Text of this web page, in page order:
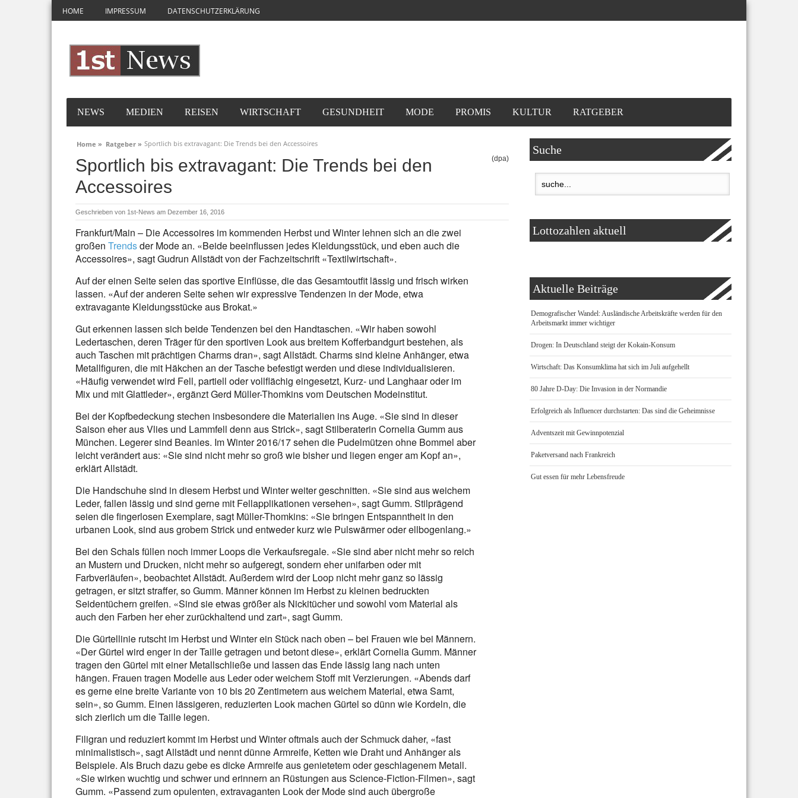
HOME IMPRESSUM DATENSCHUTZERKLÄRUNG
NEWS MEDIEN REISEN WIRTSCHAFT GESUNDHEIT MODE PROMIS KULTUR RATGEBER
Home » Ratgeber » Sportlich bis extravagant: Die Trends bei den Accessoires
Sportlich bis extravagant: Die Trends bei den
Accessoires
(dpa)
Geschrieben von 1st-News am Dezember 16, 2016
Frankfurt/Main – Die Accessoires im kommenden Herbst und Winter lehnen sich an die zwei
großen Trendsder Mode an. «Beide beeinflussen jedes Kleidungsstück, und eben auch die
Accessoires», sagt Gudrun Allstädt von der Fachzeitschrift «Textilwirtschaft».
Auf der einen Seite seien das sportive Einflüsse, die das Gesamtoutfit lässig und frisch wirken
lassen. «Auf der anderen Seite sehen wir expressive Tendenzen in der Mode, etwa
extravagante Kleidungsstücke aus Brokat.»
Gut erkennen lassen sich beide Tendenzen bei den Handtaschen. «Wir haben sowohl
Ledertaschen, deren Träger für den sportiven Look aus breitem Kofferbandgurt bestehen, als
auch Taschen mit prächtigen Charms dran», sagt Allstädt. Charms sind kleine Anhänger, etwa
Metallfiguren, die mit Häkchen an der Tasche befestigt werden und diese individualisieren.
«Häufig verwendet wird Fell, partiell oder vollflächig eingesetzt, Kurz- und Langhaar oder im
Mix und mit Glattleder», ergänzt Gerd Müller-Thomkins vom Deutschen Modeinstitut.
Bei der Kopfbedeckung stechen insbesondere die Materialien ins Auge. «Sie sind in dieser
Saison eher aus Vlies und Lammfell denn aus Strick», sagt Stilberaterin Cornelia Gumm aus
München. Legerer sind Beanies. Im Winter 2016/17 sehen die Pudelmützen ohne Bommel aber
leicht verändert aus: «Sie sind nicht mehr so groß wie bisher und liegen enger am Kopf an»,
erklärt Allstädt.
Die Handschuhe sind in diesem Herbst und Winter weiter geschnitten. «Sie sind aus weichem
Leder, fallen lässig und sind gerne mit Fellapplikationen versehen», sagt Gumm. Stilprägend
seien die fingerlosen Exemplare, sagt Müller-Thomkins: «Sie bringen Entspanntheit in den
urbanen Look, sind aus grobem Strick und entweder kurz wie Pulswärmer oder ellbogenlang.»
Bei den Schals füllen noch immer Loops die Verkaufsregale. «Sie sind aber nicht mehr so reich
an Mustern und Drucken, nicht mehr so aufgeregt, sondern eher unifarben oder mit
Farbverläufen», beobachtet Allstädt. Außerdem wird der Loop nicht mehr ganz so lässig
getragen, er sitzt straffer, so Gumm. Männer können im Herbst zu kleinen bedruckten
Seidentüchern greifen. «Sind sie etwas größer als Nickitücher und sowohl vom Material als
auch den Farben her eher zurückhaltend und zart», sagt Gumm.
Die Gürtellinie rutscht im Herbst und Winter ein Stück nach oben – bei Frauen wie bei Männern.
«Der Gürtel wird enger in der Taille getragen und betont diese», erklärt Cornelia Gumm. Männer
tragen den Gürtel mit einer Metallschließe und lassen das Ende lässig lang nach unten
hängen. Frauen tragen Modelle aus Leder oder weichem Stoff mit Verzierungen. «Abends darf
es gerne eine breite Variante von 10 bis 20 Zentimetern aus weichem Material, etwa Samt,
sein», so Gumm. Einen lässigeren, reduzierten Look machen Gürtel so dünn wie Kordeln, die
sich zierlich um die Taille legen.
Filigran und reduziert kommt im Herbst und Winter oftmals auch der Schmuck daher, «fast
minimalistisch», sagt Allstädt und nennt dünne Armreife, Ketten wie Draht und Anhänger als
Beispiele. Als Bruch dazu gebe es dicke Armreife aus genietetem oder geschlagenem Metall.
«Sie wirken wuchtig und schwer und erinnern an Rüstungen aus Science-Fiction-Filmen», sagt
Gumm. «Passend zum opulenten, extravaganten Look der Mode sind auch übergroße
Suche
Lottozahlen aktuell
Aktuelle Beiträge
Demografischer Wandel: Ausländische Arbeitskräfte werden für den
Arbeitsmarkt immer wichtiger
Drogen: In Deutschland steigt der Kokain-Konsum
Wirtschaft: Das Konsumklima hat sich im Juli aufgehellt
80 Jahre D-Day: Die Invasion in der Normandie
Erfolgreich als Influencer durchstarten: Das sind die Geheimnisse
Adventszeit mit Gewinnpotenzial
Paketversand nach Frankreich
Gut essen für mehr Lebensfreude